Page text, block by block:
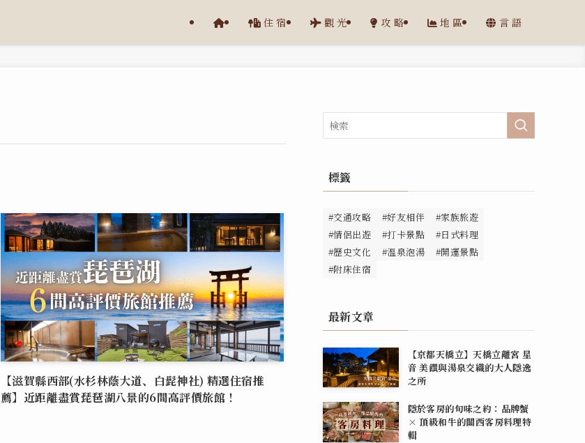
住宿 觀光 攻略 地區 言語
【滋賀縣西部(水杉林蔭大道、白髭神社) 精選住宿推
薦】近距離盡賞琵琶湖八景的6間高評價旅館！
標籤
#交通攻略 #好友相伴
#家族旅遊
#情侶出遊
#打卡景點
#日式料理
#歷史文化
#溫泉泡湯
#開運景點
#附床住宿
最新文章
【京都天橋立】天橋立離宮 星
音 美饌與湯泉交織的大人隱逸
之所
隱於客房的旬味之約：品牌蟹
× 頂級和牛的關西客房料理特
輯